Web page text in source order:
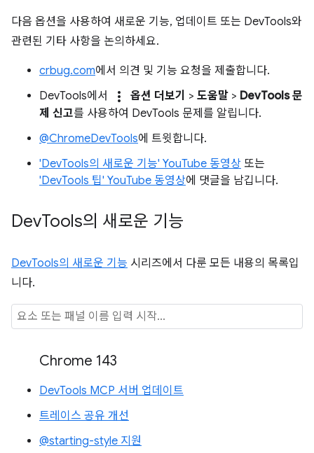
다음 옵션을 사용하여 새로운 기능, 업데이트 또는 DevTools와
관련된 기타 사항을 논의하세요.
crbug.com에서 의견 및 기능 요청을 제출합니다.
DevTools에서
more_vert 옵션 더보기 > 도움말 > DevTools 문
제 신고를 사용하여 DevTools 문제를 알립니다.
@ChromeDevTools에 트윗합니다.
'DevTools의 새로운 기능' YouTube 동영상 또는
'DevTools 팁' YouTube 동영상에 댓글을 남깁니다.
DevTools의 새로운 기능
DevTools의 새로운 기능 시리즈에서 다룬 모든 내용의 목록입
니다.
Chrome 143
DevTools MCP 서버 업데이트
트레이스 공유 개선
@starting-style 지원